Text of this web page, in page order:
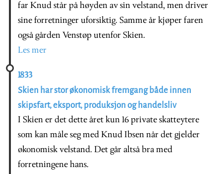
far Knud står på høyden av sin velstand, men driver
sine forretninger uforsiktig. Samme år kjøper faren
også gården Venstøp utenfor Skien.
Les mer
1833
Skien har stor økonomisk fremgang både innen
skipsfart, eksport, produksjon og handelsliv
I Skien er det dette året kun 16 private skatteytere
som kan måle seg med Knud Ibsen når det gjelder
økonomisk velstand. Det går altså bra med
forretningene hans.